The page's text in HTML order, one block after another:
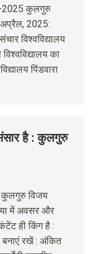
2025 कुलगुरु
अप्रैल, 2025:
विश्वविद्यालय
का
पिंडवारा
है : कुलगुरु
कुलगुरु विजय
में अवसर और
ही किंग है :
बनाएं रखें : अंकित